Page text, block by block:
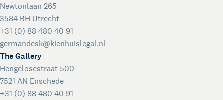
Newtonlaan 265
3584 BH Utrecht
+31 (0) 88 480 40 91
germandesk@kienhuislegal.nl
The Gallery
Hengelosestraat 500
7521 AN Enschede
+31 (0) 88 480 40 91